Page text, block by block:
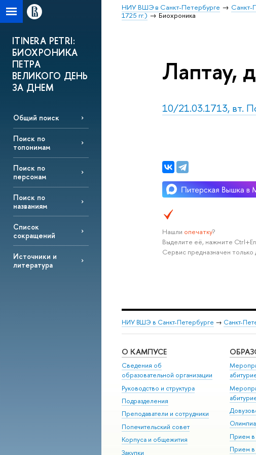
НИУ ВШЭ в Санкт-Петербурге Санкт-
1725 гг.)
Биохроника
ITINERA PETRI:
БИОХРОНИКА
ПЕТРА
ВЕЛИКОГО ДЕНЬ
ЗА ДНЕМ
Общий поиск
Поиск по
топонимам
Поиск по
персонам
Поиск по
названиям
Список
сокращений
Источники и
литература
Лаптау,
10/21.03.1713, вт.
Нашли опечатку?
Выделите её, нажмите
Сервис предназначен
НИУ ВШЭ в Санкт-Петербурге → Санкт-
О КАМПУСЕ
Сведения об
образовательной организации
Руководство и структура
Подразделения
Преподаватели и сотрудники
Попечительский совет
Корпуса и общежития
Закупки
Прием в
Прием в